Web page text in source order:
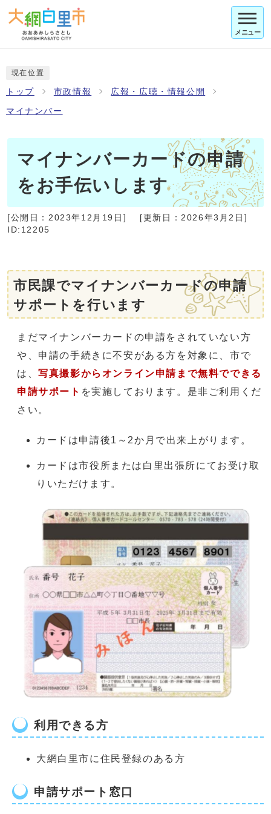
メニュー
現在位置
トップ 市政情報 広報・広聴・情報公開
マイナンバー
マイナンバーカードの申請
をお手伝いします
[公開日： 2023年12月19日 ] [更新日： 2026年3月2日 ]
ID:12205
市民課でマイナンバーカードの申請
サポートを行います
まだマイナンバーカードの申請をされていない方
や、申請の手続きに不安がある方を対象に、市で
は、写真撮影からオンライン申請まで無料でできる
申請サポート を実施しております。是非ご利用くだ
さい。
カードは申請後1～2か月で出来上がります。
カードは市役所または白里出張所にてお受け取
りいただけます。
利用できる方
大網白里市に住民登録のある方
申請サポート窓口